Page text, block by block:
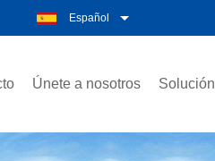
Español
Únete a nosotros Solución